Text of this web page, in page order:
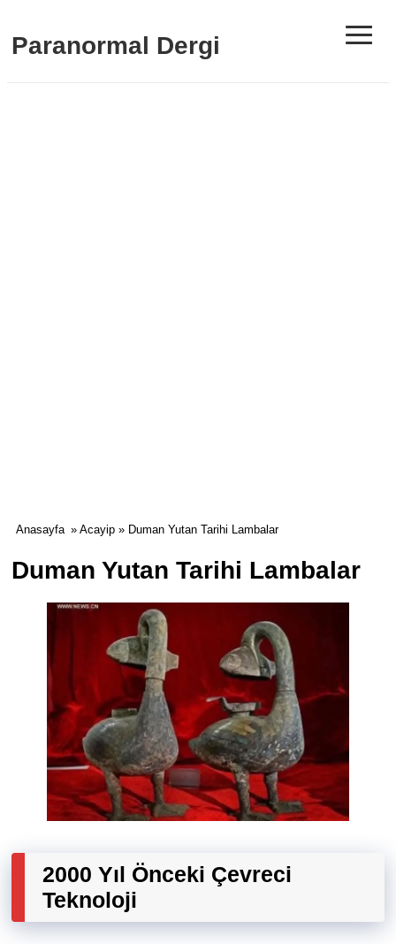
Paranormal Dergi ≡
Anasayfa » Acayip » Duman Yutan Tarihi Lambalar
Duman Yutan Tarihi Lambalar
2000 Yıl Önceki Çevreci
Teknoloji